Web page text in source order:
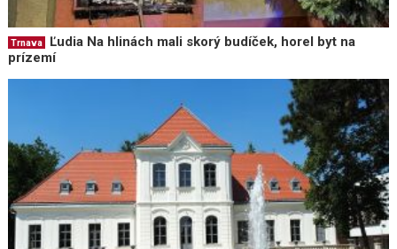
Trnava
Ľudia Na hlinách mali skorý budíček, horel byt na
prízemí